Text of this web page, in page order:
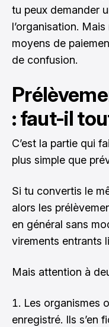
tu peux demander
l’organisation.
moyens de
de confusion.
: faut-il
C’est la partie qui
plus simple que
Si tu convertis le
alors les
en général sans
virements entrants
Mais attention à
Les organismes
enregistré. Ils s’en